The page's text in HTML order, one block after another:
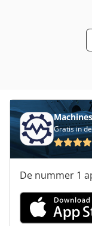
Gratis in
De nummer 1